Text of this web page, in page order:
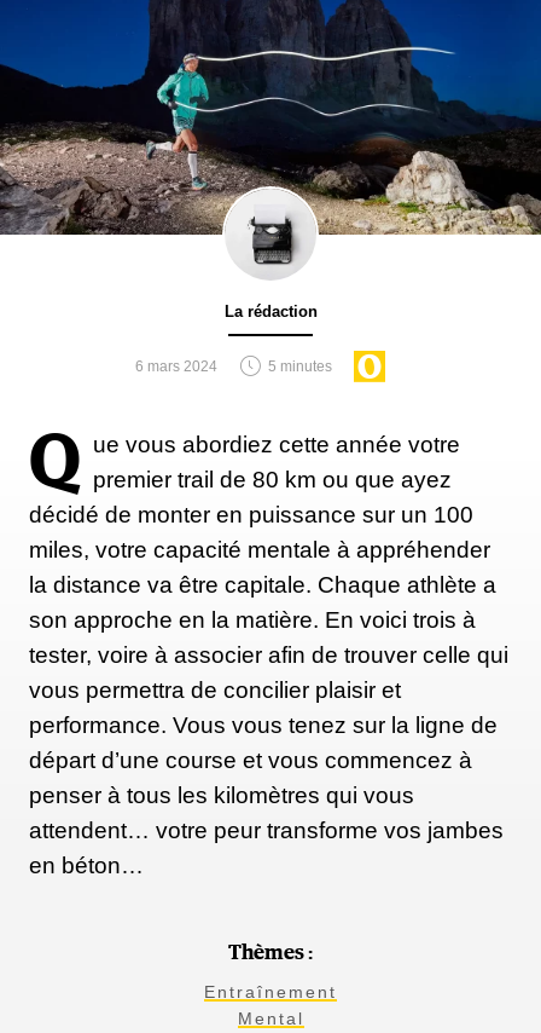
La rédaction
6 mars 2024 5 minutes
Q ue vous abordiez cette année votre
premier trail de 80 km ou que ayez
décidé de monter en puissance sur un 100
miles, votre capacité mentale à appréhender
la distance va être capitale. Chaque athlète a
son approche en la matière. En voici trois à
tester, voire à associer afin de trouver celle qui
vous permettra de concilier plaisir et
performance. Vous vous tenez sur la ligne de
départ d’une course et vous commencez à
penser à tous les kilomètres qui vous
attendent… votre peur transforme vos jambes
en béton…
Thèmes :
Entraînement
Mental